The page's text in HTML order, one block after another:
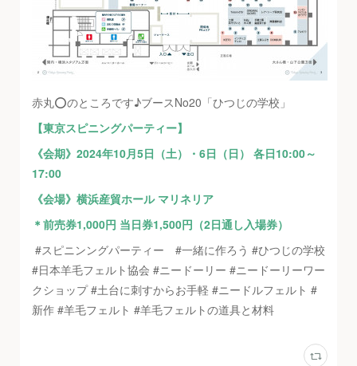
赤丸⭕️のところです♪ブースNo20「ひつじの学校」
【東京スピニングパーティー】
《会期》2024年10月5日（土）・6日（日） 各日10:00～
17:00
《会場》横浜産貿ホール マリネリア
＊前売券1,000円 当日券1,500円（2日通し入場券）
#スピニンングパーティー #一緒に作ろう #ひつじの学校
#日本羊毛フェルト協会 #ニードーリー #ニードーリーワー
クショップ #土台に刺すからお手軽 #ニードルフェルト #
新作 #羊毛フェルト #羊毛フェルトの道具と材料